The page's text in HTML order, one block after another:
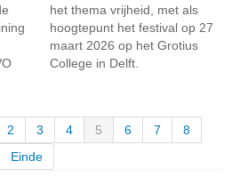
het thema vrijheid, met als
hoogtepunt het festival op 27
maart 2026 op het Grotius
College in Delft.
2 3 4 5 6 7
8
Einde